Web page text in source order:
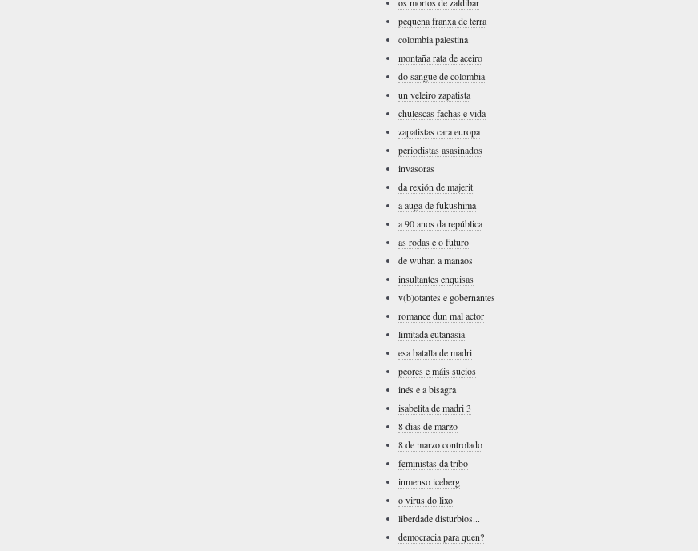
pequena franxa de terra
colombia palestina
montaña rata de aceiro
do sangue de colombia
un veleiro zapatista
chulescas fachas e vida
zapatistas cara europa
periodistas asasinados
invasoras
da rexión de majerit
a auga de fukushima
a 90 anos da república
as rodas e o futuro
de wuhan a manaos
insultantes enquisas
v(b)otantes e gobernantes
romance dun mal actor
limitada eutanasia
esa batalla de madri
peores e máis sucios
inés e a bisagra
isabelita de madri 3
8 dias de marzo
8 de marzo controlado
feministas da tribo
inmenso iceberg
o virus do lixo
liberdade disturbios...
democracia para quen?